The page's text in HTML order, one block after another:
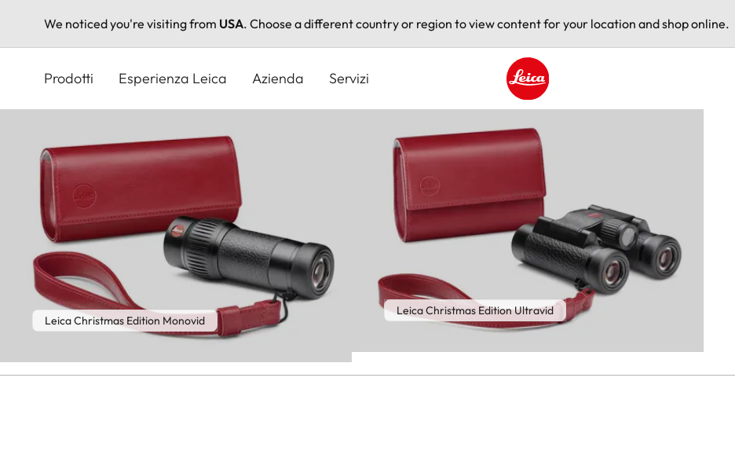
We noticed you're visiting from USA. Choose a different country or region to view content for your location and shop online.
principale
Prodotti Esperienza Leica Azienda Servizi
Leica logo - Home
Leica Christmas Edition Monovid
Leica Christmas Edition Ultravid